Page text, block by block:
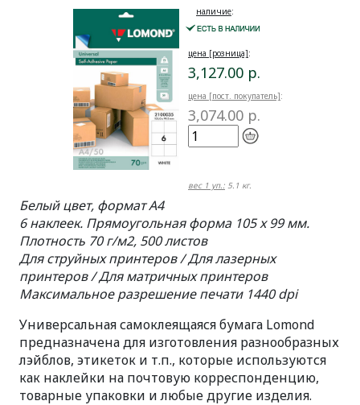
наличие:
цена [розница]:
3,127.00 р.
цена [пост. покупатель]:
3,074.00 р.
вес 1 уп.: 5.1 кг.
Белый цвет, формат A4
6 наклеек. Прямоугольная форма 105 x 99 мм.
Плотность 70 г/м2, 500 листов
Для струйных принтеров / Для лазерных
принтеров / Для матричных принтеров
Максимальное разрешение печати 1440 dpi
Универсальная самоклеящаяся бумага Lomond
предназначена для изготовления разнообразных
лэйблов, этикеток и т.п., которые используются
как наклейки на почтовую корреспонденцию,
товарные упаковки и любые другие изделия.